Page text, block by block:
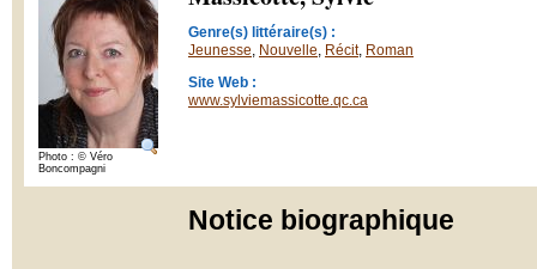
Photo : © Véro
Boncompagni
Genre(s) littéraire(s) :
Jeunesse, Nouvelle, Récit, Roman
Site Web :
www.sylviemassicotte.qc.ca
Notice biographique